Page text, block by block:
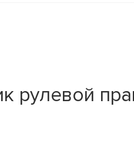
рулевой